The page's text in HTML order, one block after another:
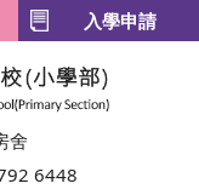
入學申請
舍
6448